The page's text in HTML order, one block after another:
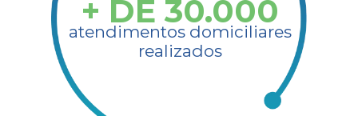
+ DE 30.000
atendimentos domiciliares
realizados